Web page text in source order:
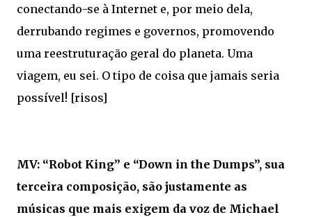
conectando-se à Internet e, por meio dela,
derrubando regimes e governos, promovendo
uma reestruturação geral do planeta. Uma
viagem, eu sei. O tipo de coisa que jamais seria
possível! [risos]
MV: “Robot King” e “Down in the Dumps”, sua
terceira composição, são justamente as
músicas que mais exigem da voz de Michael